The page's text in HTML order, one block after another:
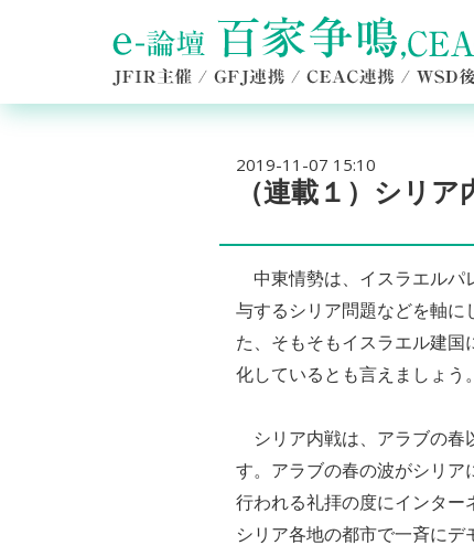
2019-11-07 15:10
（連載１）シリ
中東情勢は、イスラエルパ
与するシリア問題などを軸に
た、そもそもイスラエル建
化しているとも言えましょう
シリア内戦は、アラブの春
す。アラブの春の波がシリア
行われる礼拝の度にインター
シリア各地の都市で一斉に